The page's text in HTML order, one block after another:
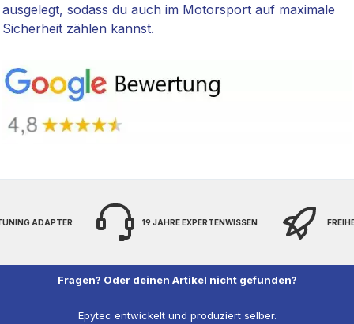
ausgelegt, sodass du auch im Motorsport auf maximale
Sicherheit zählen kannst.
ADAPTER 19 JAHRE EXPERTENWISSEN
Fragen? Oder deinen Artikel nicht gefunden?
Epytec entwickelt und produziert selber.